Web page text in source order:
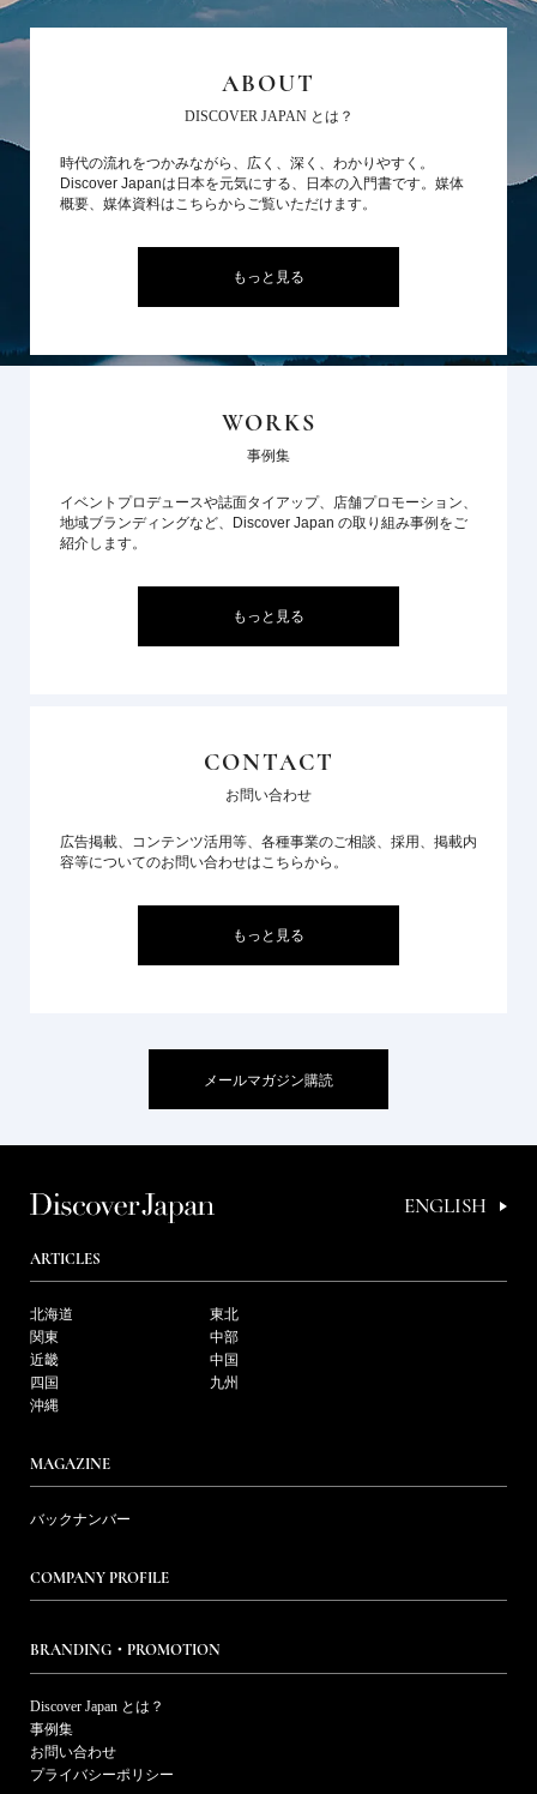
ABOUT
DISCOVER JAPAN とは？
時代の流れをつかみながら、広く、深く、わかりやすく。
Discover Japanは日本を元気にする、日本の入門書です。媒体
概要、媒体資料はこちらからご覧いただけます。
もっと見る
WORKS
事例集
イベントプロデュースや誌面タイアップ、店舗プロモーション、
地域ブランディングなど、Discover Japan の取り組み事例をご
紹介します。
もっと見る
CONTACT
お問い合わせ
広告掲載、コンテンツ活用等、各種事業のご相談、採用、掲載内
容等についてのお問い合わせはこちらから。
もっと見る
メールマガジン購読
ENGLISH
ARTICLES
北海道
東北
関東
中部
近畿
中国
四国
九州
沖縄
MAGAZINE
バックナンバー
COMPANY PROFILE
BRANDING・PROMOTION
Discover Japan とは？
事例集
お問い合わせ
プライバシーポリシー